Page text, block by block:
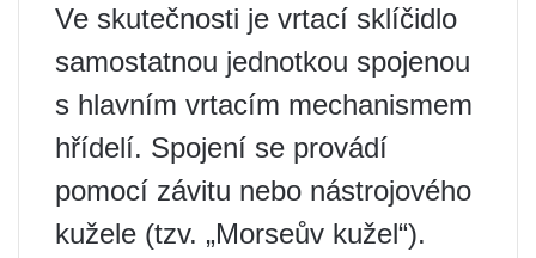
Ve skutečnosti je vrtací sklíčidlo
samostatnou jednotkou spojenou
s hlavním vrtacím mechanismem
hřídelí. Spojení se provádí
pomocí závitu nebo nástrojového
kužele (tzv. „Morseův kužel“).